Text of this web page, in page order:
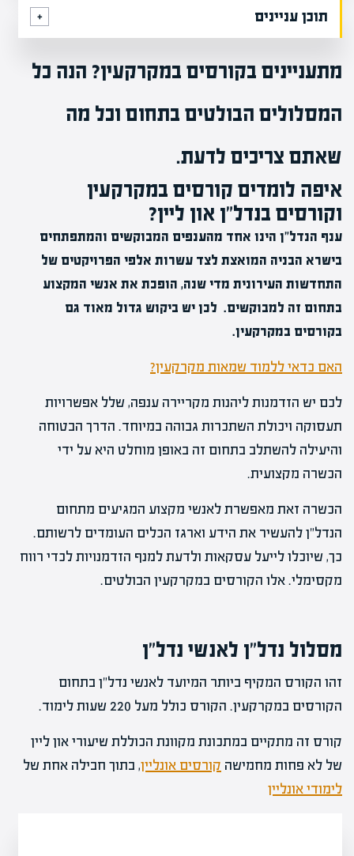
תוכן עניינים
מתעניינים בקורסים במקרקעין? הנה כל
המסלולים הבולטים בתחום וכל מה
שאתם צריכים לדעת.
איפה לומדים קורסים במקרקעין
וקורסים בנדל"ן און ליין?
ענף הנדל"ן הינו אחד מהענפים המבוקשים והמתפתחים
בישרא הבניה המואצת לצד עשרות אלפי הפרויקטים של
התחדשות העירונית מדי שנה, הופכת את אנשי המקצוע
בתחום זה למבוקשים. לכן יש ביקוש גדול מאוד גם
בקורסים במקרקעין.
האם כדאי ללמוד שמאות מקרקעין?
לכם יש הזדמנות ליהנות מקריירה ענפה, שלל אפשרויות
תעסוקה ויכולת השתכרות גבוהה במיוחד. הדרך הבטוחה
והיעילה להשתלב בתחום זה באופן מוחלט היא על ידי
הכשרה מקצועית.
הכשרה זאת מאפשרת לאנשי מקצוע המגיעים מתחום
הנדל"ן להעשיר את הידע וארגז הכלים העומדים לרשותם.
כך, שיוכלו לייעל עסקאות ולדעת למנף הזדמנויות לכדי רווח
מקסימלי. אלו הקורסים במקרקעין הבולטים.
מסלול נדל"ן לאנשי נדל"ן
זהו הקורס המקיף ביותר המיועד לאנשי נדל"ן בתחום
הקורסים במקרקעין. הקורס כולל מעל 220 שעות לימוד.
קורס זה מתקיים במתכונת מקוונת הכוללת שיעורי און ליין
של לא פחות מחמישה קורסים אונליין, בתוך חבילה אחת של
לימודי אונליין